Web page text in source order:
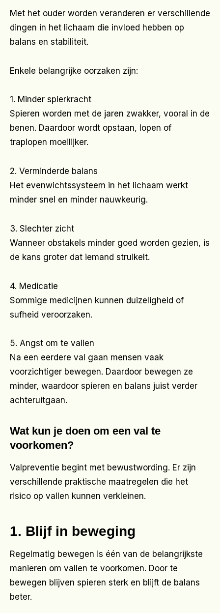
Met het ouder worden veranderen er verschillende
dingen in het lichaam die invloed hebben op
balans en stabiliteit.
Enkele belangrijke oorzaken zijn:
1. Minder spierkracht
Spieren worden met de jaren zwakker, vooral in de
benen. Daardoor wordt opstaan, lopen of
traplopen moeilijker.
2. Verminderde balans
Het evenwichtssysteem in het lichaam werkt
minder snel en minder nauwkeurig.
3. Slechter zicht
Wanneer obstakels minder goed worden gezien, is
de kans groter dat iemand struikelt.
4. Medicatie
Sommige medicijnen kunnen duizeligheid of
sufheid veroorzaken.
5. Angst om te vallen
Na een eerdere val gaan mensen vaak
voorzichtiger bewegen. Daardoor bewegen ze
minder, waardoor spieren en balans juist verder
achteruitgaan.
Wat kun je doen om een val te
voorkomen?
Valpreventie begint met bewustwording. Er zijn
verschillende praktische maatregelen die het
risico op vallen kunnen verkleinen.
1. Blijf in beweging
Regelmatig bewegen is één van de belangrijkste
manieren om vallen te voorkomen. Door te
bewegen blijven spieren sterk en blijft de balans
beter.